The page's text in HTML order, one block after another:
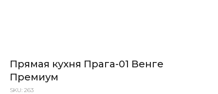
Прямая кухня Прага-01 Венге
Премиум
SKU: 263